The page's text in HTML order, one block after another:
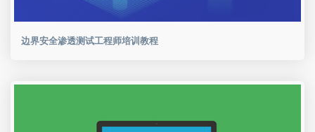
边界安全渗透测试工程师培训教程